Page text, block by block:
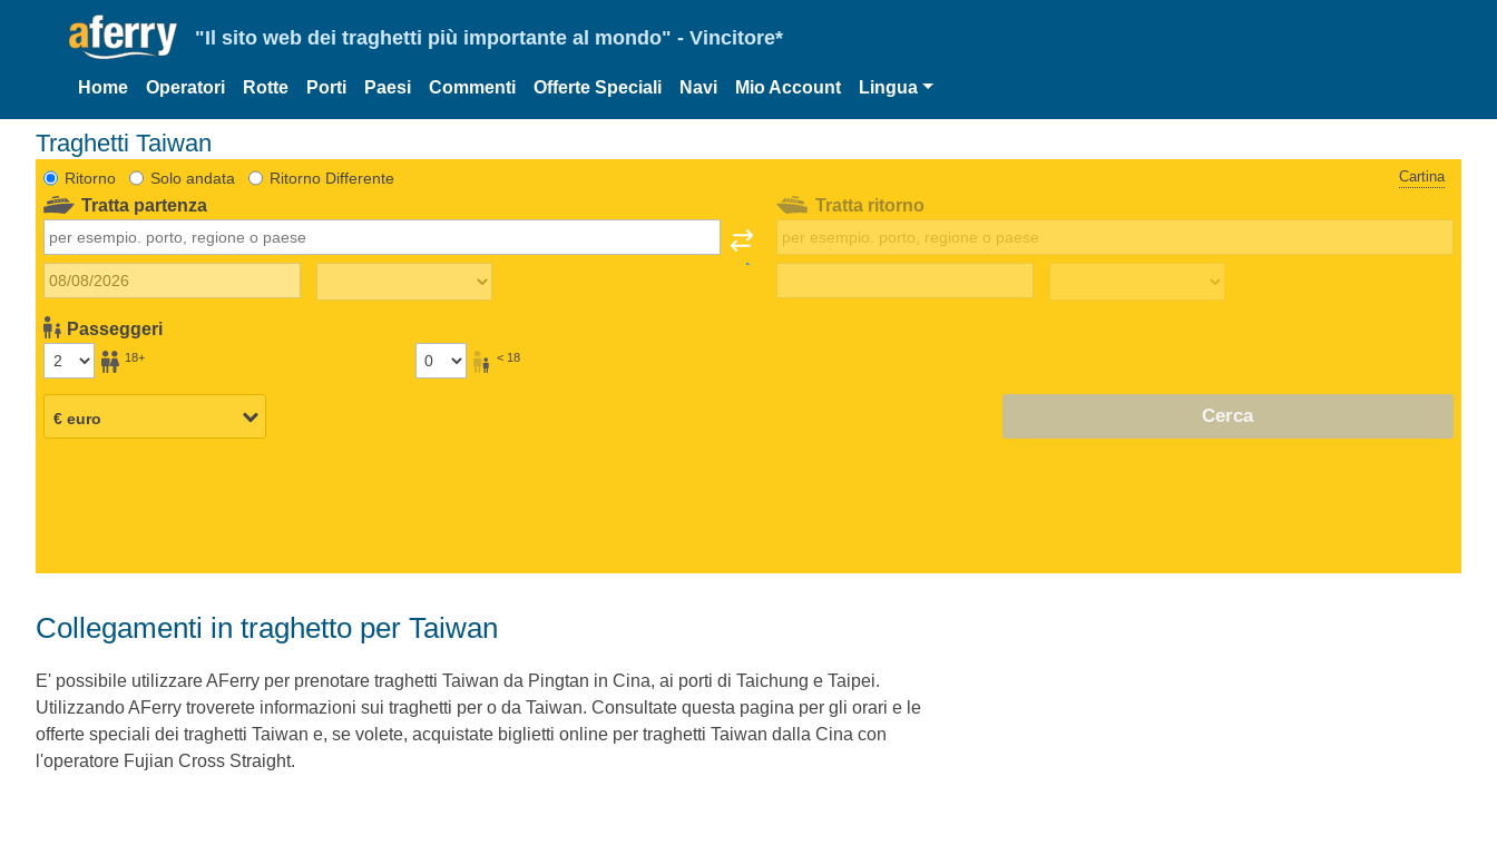
"Il sito web dei traghetti più importante al mondo" - Vincitore*
Home Operatori Rotte Porti Paesi Commenti Offerte Speciali Navi Mio Account Lingua
Traghetti Taiwan
Ritorno Solo andata Ritorno Differente Cartina
Tratta partenza
Passeggeri
18+ < 18
Tratta ritorno
Cerca
Collegamenti in traghetto per Taiwan
E' possibile utilizzare AFerry per prenotare traghetti Taiwan da Pingtan in Cina, ai porti di Taichung e Taipei.
Utilizzando AFerry troverete informazioni sui traghetti per o da Taiwan. Consultate questa pagina per gli orari e le
offerte speciali dei traghetti Taiwan e, se volete, acquistate biglietti online per traghetti Taiwan dalla Cina con
l'operatore Fujian Cross Straight.